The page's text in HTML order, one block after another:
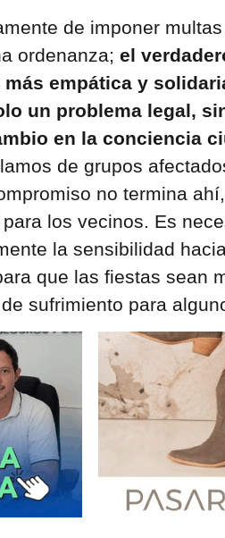
de imponer
ordenanza; el
empática y
un problema legal,
en la conciencia
de grupos
no termina
los vecinos. Es
la sensibilidad
que las fiestas sean
sufrimiento para